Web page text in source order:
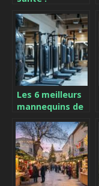
drainage
lymphatique
Les 6 meilleurs
mannequins de
pour
perfectionner
votre
entraînement
en MMA